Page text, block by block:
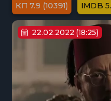
7.9 (10391)
22.02.2022 (18:25)